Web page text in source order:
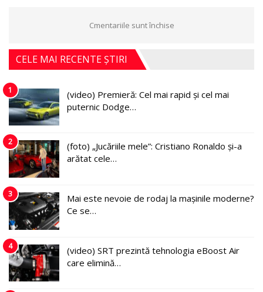
Cmentariile sunt închise
CELE MAI RECENTE ȘTIRI
1
(video) Premieră: Cel mai rapid și cel mai
puternic Dodge…
2
(foto) „Jucăriile mele”: Cristiano Ronaldo și-a
arătat cele…
3
Mai este nevoie de rodaj la mașinile moderne?
Ce se…
4
(video) SRT prezintă tehnologia eBoost Air
care elimină…